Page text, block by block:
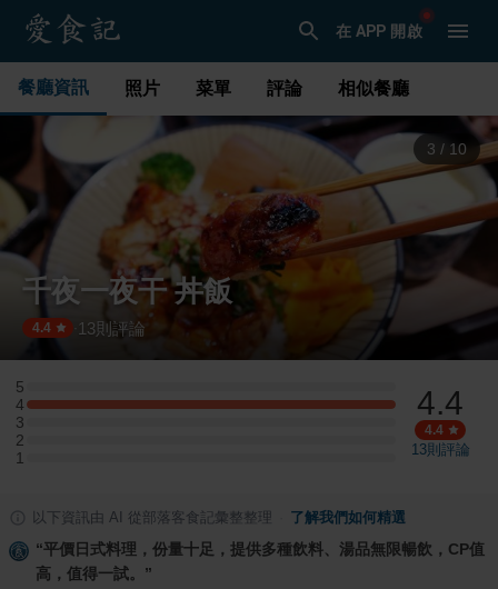
在 APP 開啟
餐廳資訊 照片 菜單 評論 相似餐廳
3 / 10
千夜一夜干 丼飯
4.4 13 則評論
5
5 星：0 則評論
4
4 星：4 則評論
3
3 星：0 則評論
2
2 星：0 則評論
1
1 星：0 則評論
4.4
4.4
13則評論
以下資訊由 AI 從部落客食記彙整整理 了解我們如何精選
“平價日式料理，份量十足，提供多種飲料、湯品無限暢飲，CP值
高，值得一試。 ”